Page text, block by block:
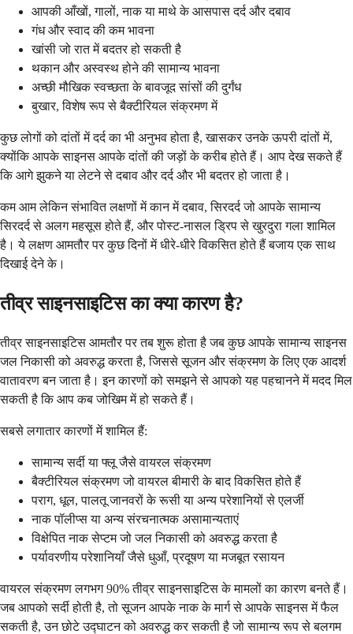
आपकी आँखों, गालों, नाक या माथे के आसपास दर्द और दबाव
गंध और स्वाद की कम भावना
खांसी जो रात में बदतर हो सकती है
थकान और अस्वस्थ होने की सामान्य भावना
अच्छी मौखिक स्वच्छता के बावजूद सांसों की दुर्गंध
बुखार, विशेष रूप से बैक्टीरियल संक्रमण में
कुछ लोगों को दांतों में दर्द का भी अनुभव होता है, खासकर उनके ऊपरी दांतों में,
क्योंकि आपके साइनस आपके दांतों की जड़ों के करीब होते हैं। आप देख सकते हैं
कि आगे झुकने या लेटने से दबाव और दर्द और भी बदतर हो जाता है।
कम आम लेकिन संभावित लक्षणों में कान में दबाव, सिरदर्द जो आपके सामान्य
सिरदर्द से अलग महसूस होते हैं, और पोस्ट-नासल ड्रिप से खुरदुरा गला शामिल
है। ये लक्षण आमतौर पर कुछ दिनों में धीरे-धीरे विकसित होते हैं बजाय एक साथ
दिखाई देने के।
तीव्र साइनसाइटिस का क्या कारण है?
तीव्र साइनसाइटिस आमतौर पर तब शुरू होता है जब कुछ आपके सामान्य साइनस
जल निकासी को अवरुद्ध करता है, जिससे सूजन और संक्रमण के लिए एक आदर्श
वातावरण बन जाता है। इन कारणों को समझने से आपको यह पहचानने में मदद मिल
सकती है कि आप कब जोखिम में हो सकते हैं।
सबसे लगातार कारणों में शामिल हैं:
सामान्य सर्दी या फ्लू जैसे वायरल संक्रमण
बैक्टीरियल संक्रमण जो वायरल बीमारी के बाद विकसित होते हैं
पराग, धूल, पालतू जानवरों के रूसी या अन्य परेशानियों से एलर्जी
नाक पॉलीप्स या अन्य संरचनात्मक असामान्यताएं
विक्षेपित नाक सेप्टम जो जल निकासी को अवरुद्ध करता है
पर्यावरणीय परेशानियाँ जैसे धुआँ, प्रदूषण या मजबूत रसायन
वायरल संक्रमण लगभग 90% तीव्र साइनसाइटिस के मामलों का कारण बनते हैं।
जब आपको सर्दी होती है, तो सूजन आपके नाक के मार्ग से आपके साइनस में फैल
सकती है, उन छोटे उद्घाटन को अवरुद्ध कर सकती है जो सामान्य रूप से बलगम